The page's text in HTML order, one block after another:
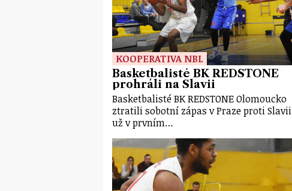
KOOPERATIVA NBL
Basketbalisté BK REDSTONE
prohráli na Slavii
Basketbalisté BK REDSTONE Olomoucko
ztratili sobotní zápas v Praze proti Slavii
už v prvním…